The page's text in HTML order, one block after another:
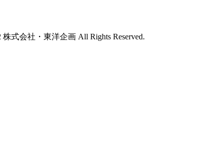
式会社・東洋企画 All Rights Reserved.